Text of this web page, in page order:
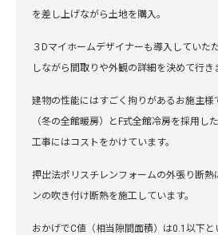
を差し上げながら土地を購入。
３Dマイホームデザイナーも導入していた
しながら間取りや外観の詳細を決めて行き
建物の性能にはすごく拘りがあるお施主様
（冬の全館暖房）とF式全館冷房を採用し
工事にはコストをかけています。
押出法ポリスチレンフォームの外張り断熱
ンの吹き付け断熱を施工しています。
おかげでC値（相当隙間面積）は0.1以下